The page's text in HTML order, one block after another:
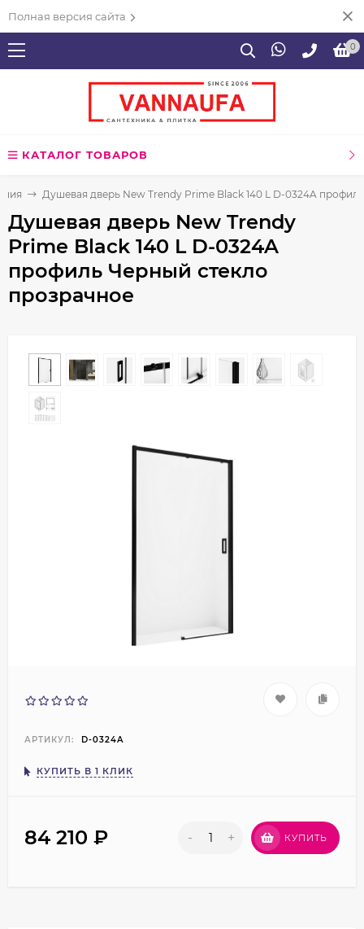
Полная версия сайта
0
КАТАЛОГ ТОВАРОВ
Душевая дверь New Trendy Prime Black 140 L D-0324A
Душевая дверь New Trendy
Prime Black 140 L D-0324A
профиль Черный стекло
прозрачное
АРТИКУЛ: D-0324A
КУПИТЬ В 1 КЛИК
84 210 ₽ - + КУПИТЬ